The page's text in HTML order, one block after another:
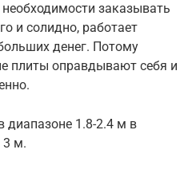
заказывать
и солидно, работает
денег. Потому
плиты оправдывают себя и
1.8-2.4 м в
3 м.